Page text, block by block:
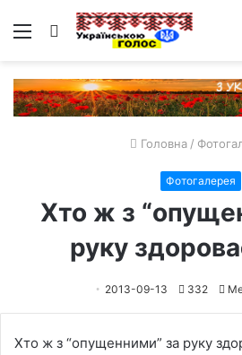
Меню Пошук
Головна /
Фотогалерея
Хто ж з
руку
2013-09-13 332
Хто ж з “опущенними” за руку